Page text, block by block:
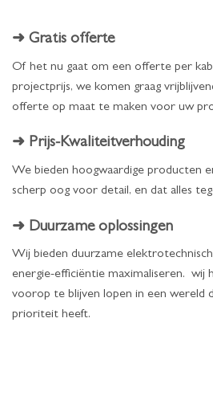
➜ Gratis offerte
Of het nu gaat om een offerte per
projectprijs, we komen graag
offerte op maat te maken voor uw
➜ Prijs-Kwaliteitverhouding
We bieden hoogwaardige producten
scherp oog voor detail, en dat alles
➜ Duurzame oplossingen
Wij bieden duurzame
energie-efficiëntie maximaliseren. wij
voorop te blijven lopen in een wereld
prioriteit heeft.